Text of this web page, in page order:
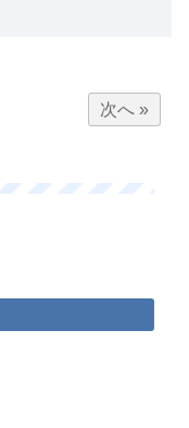
次へ »